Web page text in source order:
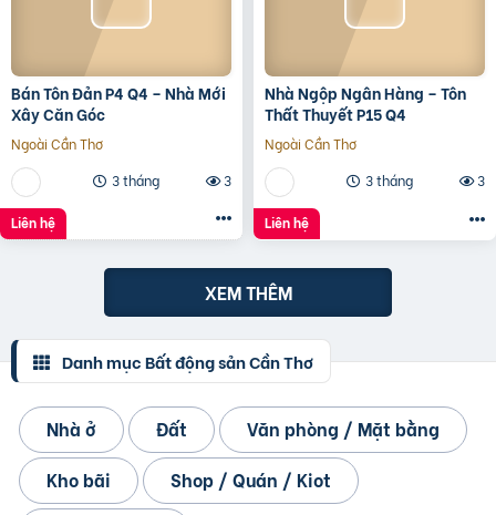
Bán Tôn Đản P4 Q4 – Nhà Mới
Xây Căn Góc
Ngoài Cần Thơ
3 tháng
3
Liên hệ
Nhà Ngộp Ngân Hàng – Tôn
Thất Thuyết P15 Q4
Ngoài Cần Thơ
3 tháng
3
Liên hệ
XEM THÊM
Danh mục Bất động sản Cần Thơ
Nhà ở Đất
Văn phòng / Mặt bằng
Kho bãi
Shop / Quán / Kiot